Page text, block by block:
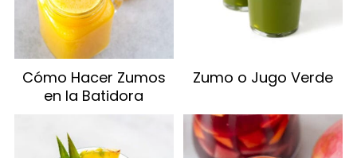
Cómo Hacer Zumos
en la Batidora
Zumo o Jugo Verde